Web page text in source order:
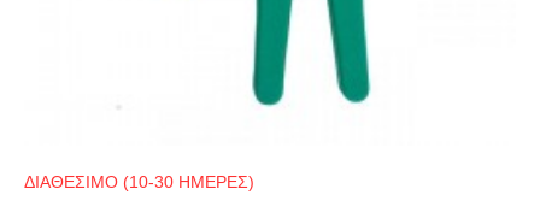
ΔΙΑΘΕΣΙΜΟ (10-30 ΗΜΕΡΕΣ)